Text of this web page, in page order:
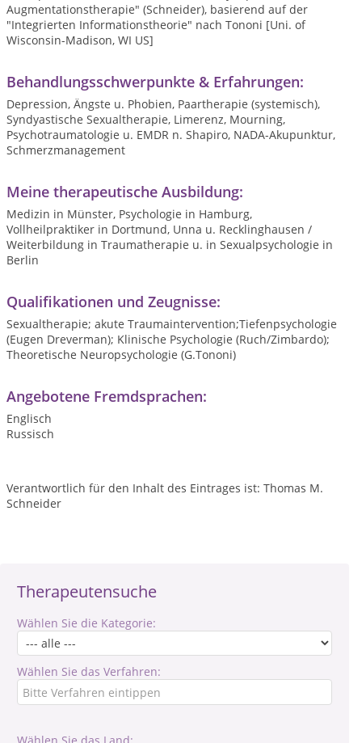
Therapeutensuche
Wählen Sie die Kategorie:
Wählen Sie das Verfahren:
Augmentationstherapie" (Schneider), basierend auf der
"Integrierten Informationstheorie" nach Tononi [Uni. of
Wisconsin-Madison, WI US]
Behandlungsschwerpunkte & Erfahrungen:
Depression, Ängste u. Phobien, Paartherapie (systemisch),
Syndyastische Sexualtherapie, Limerenz, Mourning,
Psychotraumatologie u. EMDR n. Shapiro, NADA-Akupunktur,
Schmerzmanagement
Meine therapeutische Ausbildung:
Medizin in Münster, Psychologie in Hamburg,
Vollheilpraktiker in Dortmund, Unna u. Recklinghausen /
Weiterbildung in Traumatherapie u. in Sexualpsychologie in
Berlin
Qualifikationen und Zeugnisse:
Sexualtherapie; akute Traumaintervention;Tiefenpsychologie
(Eugen Dreverman); Klinische Psychologie (Ruch/Zimbardo);
Theoretische Neuropsychologie (G.Tononi)
Angebotene Fremdsprachen:
Englisch
Russisch
Verantwortlich für den Inhalt des Eintrages ist: Thomas M.
Schneider